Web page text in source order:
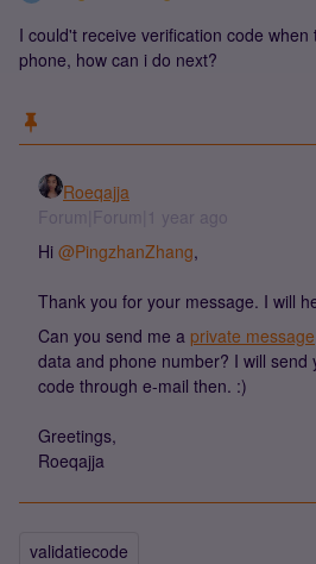
I could't receive verification code
phone, how can i do next?
Roeqajja
Forum|Forum|1 year ago
Hi ​ @PingzhanZhang,
Thank you for your message. I will
Can you send me a private message
data and phone number? I will send
code through e-mail then. :)
Greetings,
Roeqajja
validatiecode